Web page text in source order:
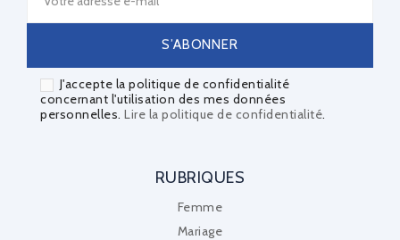
J'accepte la politique de confidentialité
concernant l'utilisation des mes données
personnelles. Lire la politique de confidentialité.
RUBRIQUES
Femme
Mariage